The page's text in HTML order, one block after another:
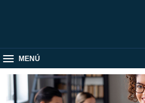
MENÚ